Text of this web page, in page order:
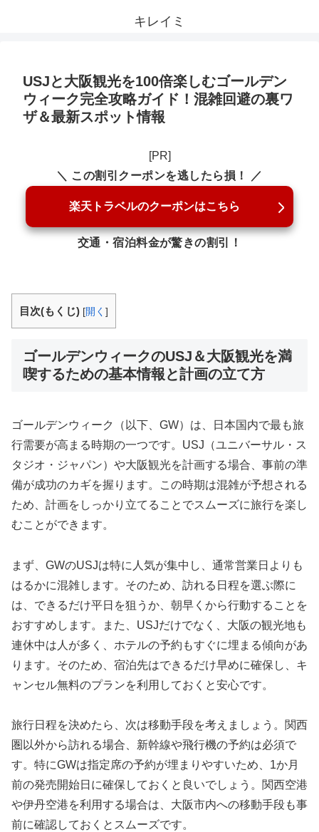
キレイミ
USJと大阪観光を100倍楽しむゴールデン
ウィーク完全攻略ガイド！混雑回避の裏ワ
ザ＆最新スポット情報
[PR]
＼ この割引クーポンを逃したら損！ ／
楽天トラベルのクーポンはこちら
交通・宿泊料金が驚きの割引！
目次(もくじ) [開く ]
ゴールデンウィークのUSJ＆大阪観光を満
喫するための基本情報と計画の立て方
ゴールデンウィーク（以下、GW）は、日本国内で最も旅
行需要が高まる時期の一つです。USJ（ユニバーサル・ス
タジオ・ジャパン）や大阪観光を計画する場合、事前の準
備が成功のカギを握ります。この時期は混雑が予想される
ため、計画をしっかり立てることでスムーズに旅行を楽し
むことができます。
まず、GWのUSJは特に人気が集中し、通常営業日よりも
はるかに混雑します。そのため、訪れる日程を選ぶ際に
は、できるだけ平日を狙うか、朝早くから行動することを
おすすめします。また、USJだけでなく、大阪の観光地も
連休中は人が多く、ホテルの予約もすぐに埋まる傾向があ
ります。そのため、宿泊先はできるだけ早めに確保し、キ
ャンセル無料のプランを利用しておくと安心です。
旅行日程を決めたら、次は移動手段を考えましょう。関西
圏以外から訪れる場合、新幹線や飛行機の予約は必須で
す。特にGWは指定席の予約が埋まりやすいため、1か月
前の発売開始日に確保しておくと良いでしょう。関西空港
や伊丹空港を利用する場合は、大阪市内への移動手段も事
前に確認しておくとスムーズです。